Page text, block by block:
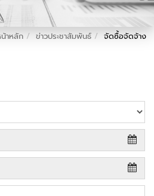
าหลัก ข่าวประชาสัมพันธ์ จัดซื้อจัดจ้าง